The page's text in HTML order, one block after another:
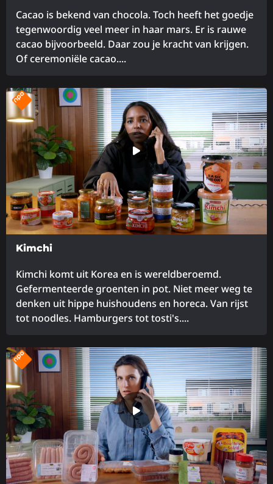
Cacao is bekend van chocola. Toch heeft het goedje
tegenwoordig veel meer in haar mars. Er is rauwe
cacao bijvoorbeeld. Daar zou je kracht van krijgen.
Of ceremoniële cacao....
meer
over
Kimchi
Kimchi komt uit Korea en is wereldberoemd.
Gefermenteerde groenten in pot. Niet meer weg te
denken uit hippe huishoudens en horeca. Van rijst
tot noodles. Hamburgers tot tosti's....
meer
over